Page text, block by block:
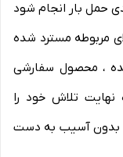
حمل بار انجام شود
مربوطه مسترد شده
، محصول سفارشی
تلاش خود را
بدون آسیب به دست